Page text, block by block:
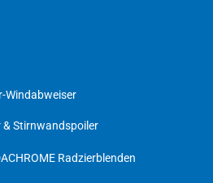
Windabweiser
& Stirnwandspoiler
Radzierblenden